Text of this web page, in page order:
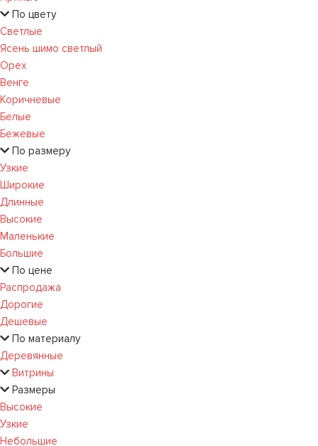
По цвету
Светлые
Ясень шимо светлый
Орех
Венге
Коричневые
Белые
Бежевые
По размеру
Узкие
Широкие
Длинные
Высокие
Маленькие
Большие
По цене
Распродажа
Дорогие
Дешевые
По материалу
Деревянные
Витрины
Размеры
Высокие
Узкие
Небольшие